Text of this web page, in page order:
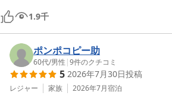
2026-06-27
1.9千
ポンポコピー助
60代/男性 |9件のクチコミ
5 2026年7月30日投稿
レジャー 家族 2026年7月宿泊